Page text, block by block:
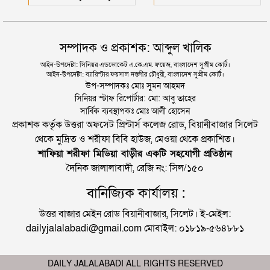
সম্পাদক ও প্রকাশক: আব্দুল খালিক
আইন-উপদেষ্টা: সিনিয়র এডভোকেট এ.কে.এম. ফয়েজ, বাংলাদেশ সুপ্রীম কোর্ট।
আইন-উপদেষ্টা: ব্যারিস্টার ফয়সাল দস্তগীর চৌধুরী, বাংলাদেশ সুপ্রীম কোর্ট।
উপ-সম্পাদকঃ মোঃ সুমন আহমদ
সিনিয়র স্টাফ রিপোর্টার: মো: আবু তাহের
সার্বিক ব্যবস্থাপকঃ মোঃ আলী হোসেন
প্রকাশক কর্তৃক উত্তরা অফসেট প্রিন্টার্স কলেজ রোড, বিয়ানীবাজার সিলেট
থেকে মুদ্রিত ও শরীফা বিবি হাউজ, মেওয়া থেকে প্রকাশিত।
শাফিয়া শরীফা মিডিয়া বাড়ীর একটি সহযোগী প্রতিষ্ঠান
দৈনিক জালালাবাদী, রেজি নং: সিল/১৫০
বানিজ্যিক কার্যালয় :
উত্তর বাজার মেইন রোড বিয়ানীবাজার, সিলেট। ই-মেইল:
dailyjalalabadi@gmail.com মোবাইল: ০১৮১৯-৫৬৪৮৮১
DAILY JALALABADI ALL RIGHTS RESERVED